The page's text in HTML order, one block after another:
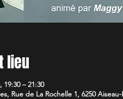
lieu
19:30 – 21:30
Rue de La Rochelle 1, 6250